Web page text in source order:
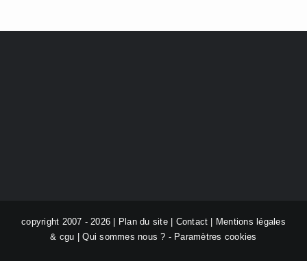
copyright 2007 - 2026 | Plan du site| Contact
Mentions légales
& cgu |Qui sommes nous ? - Paramètres cookies